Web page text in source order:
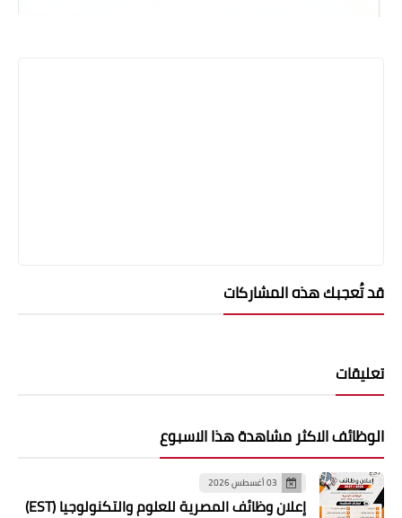
قد تُعجبك هذه المشاركات
تعليقات
الوظائف الاكثر مشاهدة هذا الاسبوع
03 أغسطس 2026
إعلان وظائف المصرية للعلوم والتكنولوجيا (EST)